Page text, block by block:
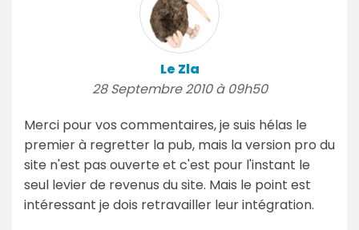
Le Zla
28 Septembre 2010 à 09h50
Merci pour vos commentaires, je suis hélas le
premier à regretter la pub, mais la version pro du
site n'est pas ouverte et c'est pour l'instant le
seul levier de revenus du site. Mais le point est
intéressant je dois retravailler leur intégration.